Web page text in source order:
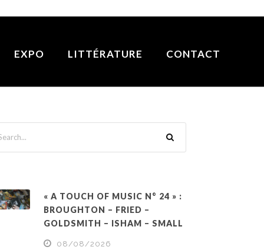
EXPO LITTÉRATURE CONTACT
« A TOUCH OF MUSIC N° 24 » :
BROUGHTON – FRIED –
GOLDSMITH – ISHAM – SMALL
08/08/2026